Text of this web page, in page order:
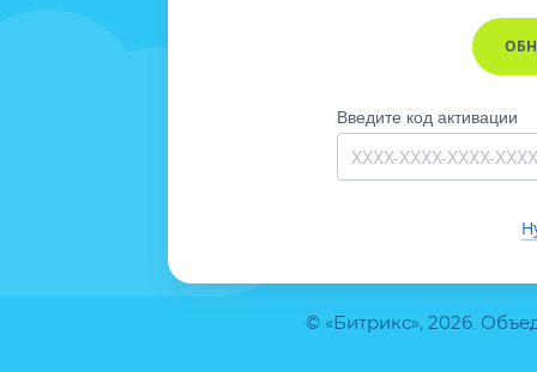
© «Битрикс», 2026.
Введите код активации